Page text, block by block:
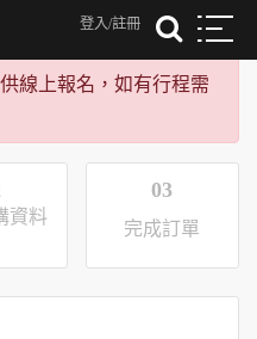
登入/註冊
線上報名，如有行程需
資料
03
完成訂單